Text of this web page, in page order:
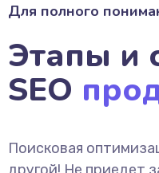
Для полного
Этапы и
SEO
Поисковая